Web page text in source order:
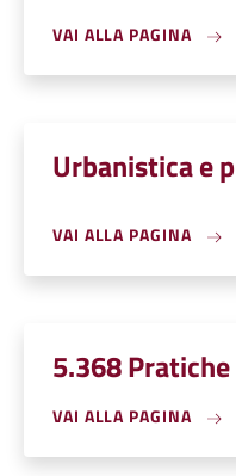
VAI ALLA PAGINA
Urbanistica e
VAI ALLA PAGINA
5.368
VAI ALLA PAGINA